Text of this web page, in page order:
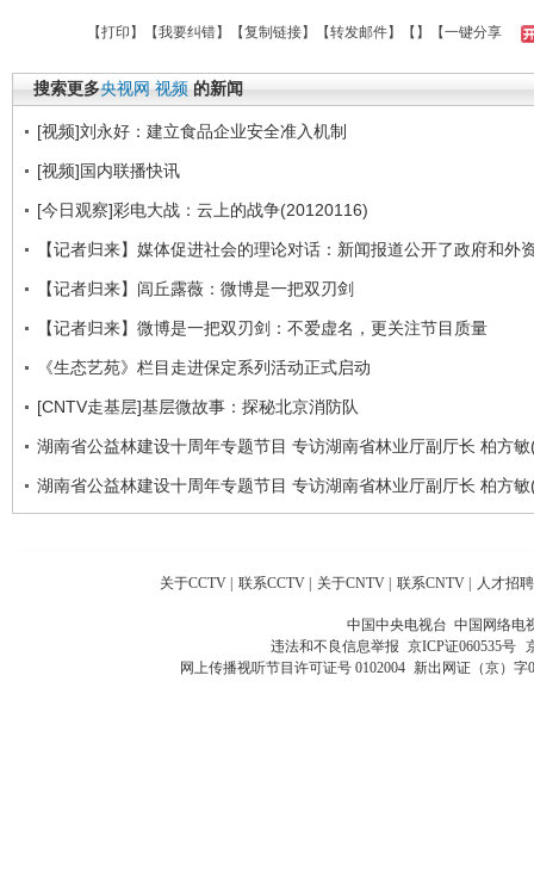
【打印 】【我要纠错】【复制链接】【转发邮件】【 】 【一键分享
搜索更多央视网 视频 的新闻
[视频]刘永好：建立食品企业安全准入机制
[视频]国内联播快讯
[今日观察]彩电大战：云上的战争(20120116)
【记者归来】媒体促进社会的理论对话：新闻报道公开了政府和外
【记者归来】闾丘露薇：微博是一把双刃剑
【记者归来】微博是一把双刃剑：不爱虚名，更关注节目质量
《生态艺苑》栏目走进保定系列活动正式启动
[CNTV走基层]基层微故事：探秘北京消防队
湖南省公益林建设十周年专题节目 专访湖南省林业厅副厅长 柏方
湖南省公益林建设十周年专题节目 专访湖南省林业厅副厅长 柏方
关于CCTV 联系CCTV 关于CNTV 联系CNTV 人才招聘
中国中央电视台 中国网络电
违法和不良信息举报 京ICP证060535号
网上传播视听节目许可证号 0102004 新出网证（京）